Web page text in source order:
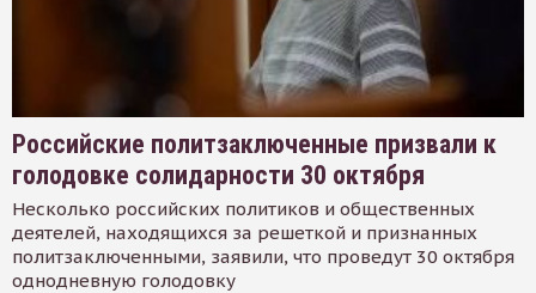
Российские политзаключенные призвали к
голодовке солидарности 30 октября
Несколько российских политиков и общественных
деятелей, находящихся за решеткой и признанных
политзаключенными, заявили, что проведут 30 октября
однодневную голодовку